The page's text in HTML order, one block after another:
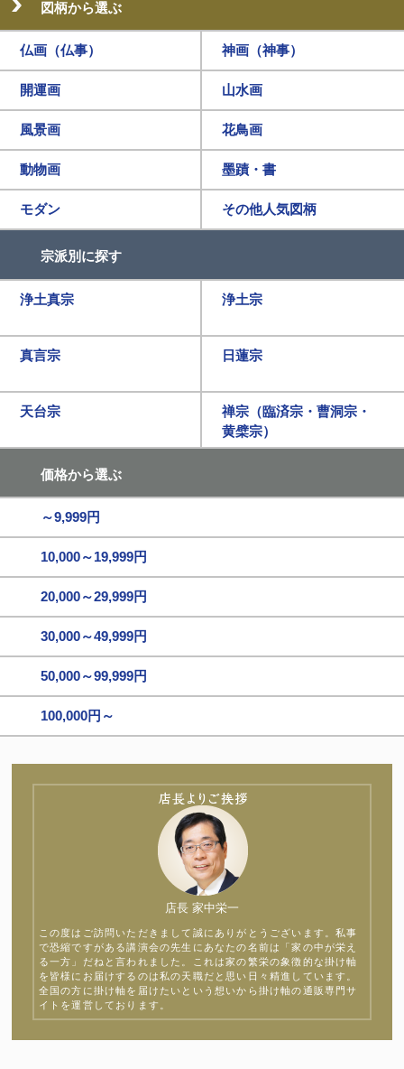
図柄から選ぶ
仏画（仏事） 神画（神事）
開運画 山水画
風景画 花鳥画
動物画 墨蹟・書
モダン その他人気図柄
宗派別に探す
浄土真宗 浄土宗
真言宗 日蓮宗
天台宗
禅宗（臨済宗・曹洞宗・
黄檗宗）
価格から選ぶ
～9,999円
10,000～19,999円
20,000～29,999円
30,000～49,999円
50,000～99,999円
100,000円～
店長 家中栄一
この度はご訪問いただきまして誠にありがとうございます。私事
で恐縮ですがある講演会の先生にあなたの名前は「家の中が栄え
る一方」だねと言われました。これは家の繁栄の象徴的な掛け軸
を皆様にお届けするのは私の天職だと思い日々精進しています。
全国の方に掛け軸を届けたいという想いから掛け軸の通販専門サ
イトを運営しております。